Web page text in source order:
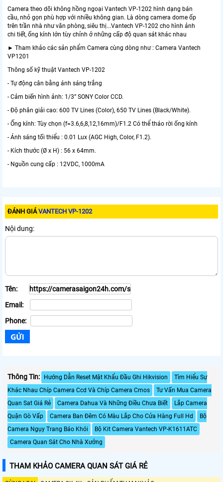
Camera theo dõi không hồng ngoại Vantech VP-1202 hình dạng bán
cầu, nhỏ gọn phù hợp với nhiều không gian. Là dòng camera dome ốp
trên trần nhà như văn phòng, siêu thị...Vantech VP-1202 cho hình ảnh
chi tiết, ống kính lớn tùy chỉnh ở những cấp độ quan sát khác nhau
► Tham khảo các sản phẩm Camera cùng dòng như : Camera Vantech
VP1201
Thông số kỹ thuật Vantech VP-1202
- Tự động cân bằng ánh sáng trắng
- Cảm biến hình ảnh: 1/3” SONY Color CCD.
- Độ phân giải cao: 600 TV Lines (Color), 650 TV Lines (Black/White).
- Ống kính: Tùy chọn (f=3.6,6,8,12,16mm)/F1.2 Có thể tháo rời ống kính
- Ánh sáng tối thiểu : 0.01 Lux (AGC High, Color, F1.2).
- Kích thước (Ø x H) : 56 x 64mm.
- Nguồn cung cấp : 12VDC, 1000mA
ĐÁNH GIÁVANTECH VP-1202
Nội dung:
Tên:
Email:
Phone:
Thông Tin: Hướng Dẫn Reset Mật Khẩu Đầu Ghi Hikvision
Tìm Hiểu Sự
Khác Nhau Chíp Camera Ccd Và Chíp Camera Cmos
Tư Vấn Mua Camera
Quan Sat Giá Rẻ
Camera Dahua Và Những Điều Chưa Biết
Lắp Camera
Quận Gò Vấp
Camera Ban Đêm Có Màu Lắp Cho Cửa Hàng Full Hd
Bộ
Camera Ngụy Trang Báo Khói
Bộ Kit Camera Vantech VP-K1611ATC
Camera Quan Sát Cho Nhà Xưởng
THAM KHẢO CAMERA QUAN SÁT GIÁ RẺ